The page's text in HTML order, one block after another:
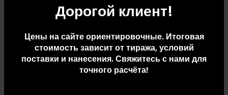
Дорогой клиент!
Цены на сайте ориентировочные. Итоговая
стоимость зависит от тиража, условий
поставки и нанесения. Свяжитесь с нами для
точного расчёта!
Ваших документов
— Регулируемые плечевые ремни и мягкая спинка для
максимального комфорта
— Карабин для ключей
— Петля для крепления очков на лямке рюкзака